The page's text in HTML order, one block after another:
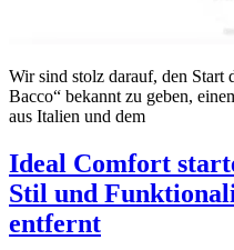
Wir sind stolz darauf, den Start
Bacco“ bekannt zu geben,
aus Italien und dem
Ideal Comfort
Stil und
entfernt